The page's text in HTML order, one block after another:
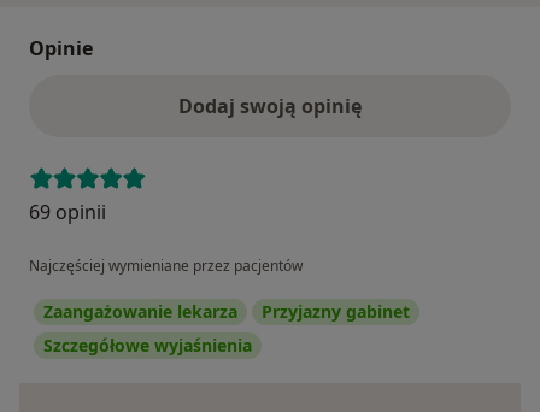
Opinie
Dodaj swoją opinię
69 opinii
Najczęściej wymieniane przez pacjentów
Zaangażowanie lekarza
Przyjazny gabinet
Szczegółowe wyjaśnienia